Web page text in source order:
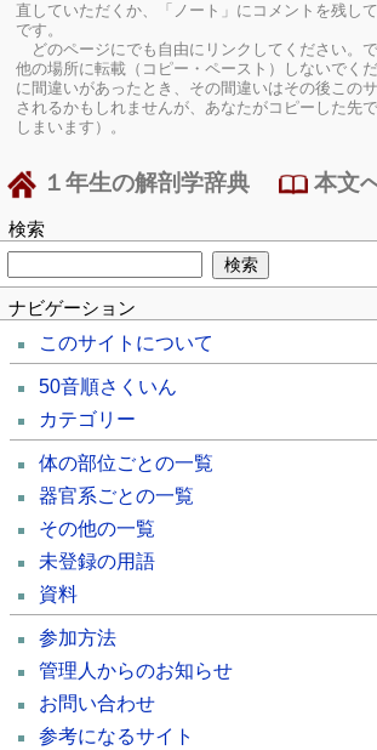
直していただくか、「ノート」にコメントを残し
です。
どのページにでも自由にリンクしてください。
他の場所に転載（コピー・ペースト）しないでく
に間違いがあったとき、その間違いはその後この
されるかもしれませんが、あなたがコピーした先
しまいます）。
１年生の解剖学辞典 本文
検索
ナビゲーション
このサイトについて
50音順さくいん
カテゴリー
体の部位ごとの一覧
器官系ごとの一覧
その他の一覧
未登録の用語
資料
参加方法
管理人からのお知らせ
お問い合わせ
参考になるサイト